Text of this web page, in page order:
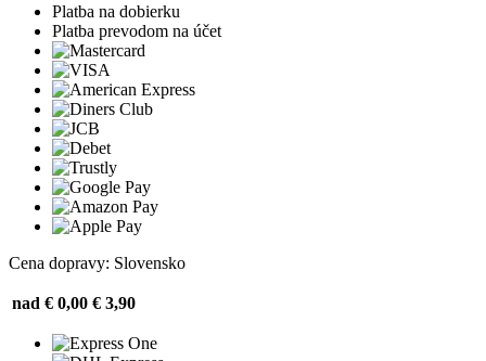
Platba na dobierku
Platba prevodom na účet
Cena dopravy: Slovensko
nad € 0,00 € 3,90